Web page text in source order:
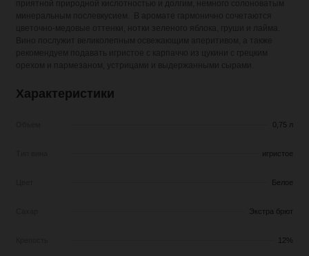
Характеристики
0,75 л
игристое
Белое
Экстра брют
12%